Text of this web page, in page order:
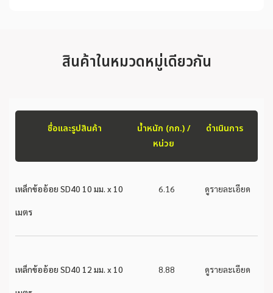
สินค้าในหมวดหมู่เดียวกัน
ชื่อและรูปสินค้า
น้ำหนัก (กก.) /
หน่วย
ดำเนินการ
เหล็กข้ออ้อย SD40 10 มม. x 10
เมตร
6.16 ดูรายละเอียด
เหล็กข้ออ้อย SD40 12 มม. x 10 8.88 ดูรายละเอียด